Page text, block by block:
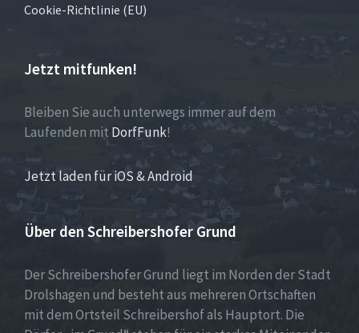
Cookie-Richtlinie (EU)
Jetzt mitfunken!
Bleiben Sie auch unterwegs immer auf dem
Laufenden mit DorfFunk!
Jetzt laden für iOS & Android
Über den Schreibershofer Grund
Der Schreibershofer Grund liegt im Norden der Stadt
Drolshagen und besteht aus mehreren Ortschaften
mit dem Ortsteil Schreibershof als Hauptort. Die